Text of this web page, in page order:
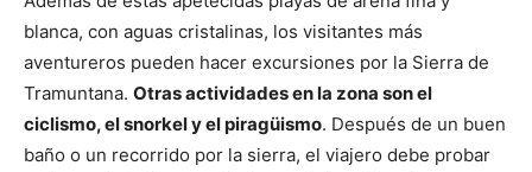
blanca, con aguas cristalinas, los visitantes más
aventureros pueden hacer excursiones por la Sierra de
Tramuntana. Otras actividades en la zona son el
ciclismo, el snorkel y el piragüismo. Después de un buen
baño o un recorrido por la sierra, el viajero debe probar